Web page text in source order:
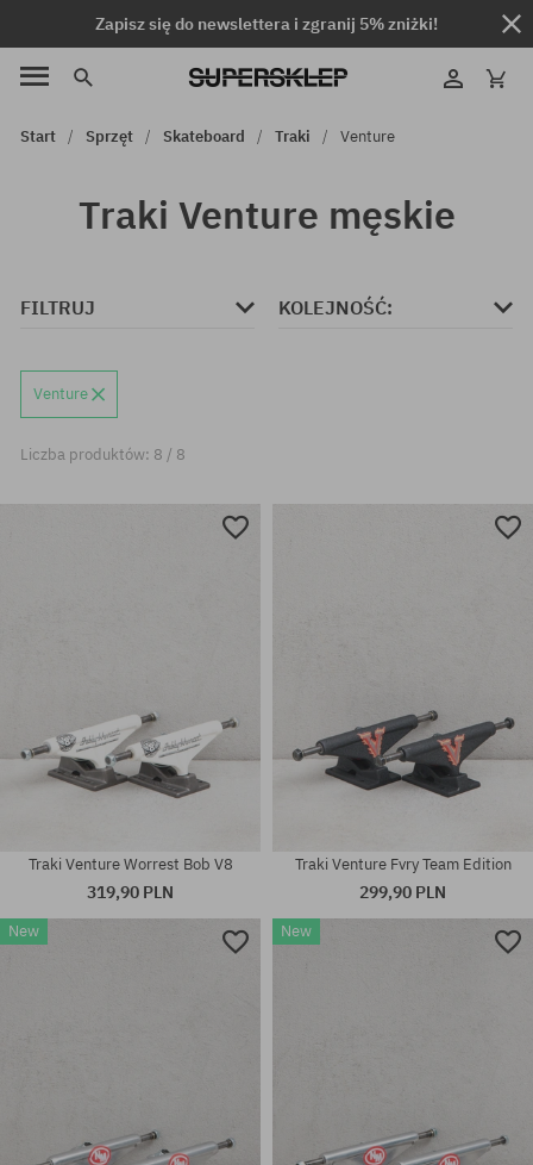
Zapisz się do newslettera i zgranij 5% zniżki!
Start Sprzęt Skateboard Traki Venture
Traki Venture męskie
FILTRUJ KOLEJNOŚĆ:
Venture
Liczba produktów: 8 / 8
Traki Venture Worrest Bob V8
319,90 PLN
Traki Venture Fvry Team Edition
299,90 PLN
New New